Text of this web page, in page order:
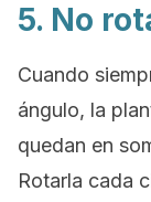
5. No
Cuando
ángulo, la
quedan en
Rotarla cada